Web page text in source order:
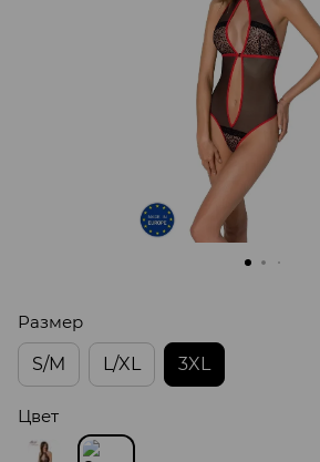
Размер
S/M
L/XL 3XL
Цвет